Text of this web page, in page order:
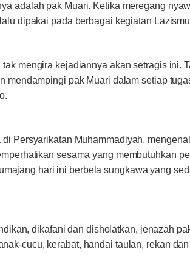
adalah pak Muari. Ketika meregang
dipakai pada berbagai kegiatan
mengira kejadiannya akan setragis ini.
mendampingi pak Muari dalam setiap
Persyarikatan Muhammadiyah,
sesama yang membutuhkan
hari ini berbela sungkawa yang
dikafani dan disholatkan, jenazah
cucu, kerabat, handai taulan, rekan